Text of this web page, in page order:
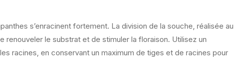
s’enracinent fortement. La division de la souche, réalisée au
renouveler le substrat et de stimuler la floraison. Utilisez un
racines, en conservant un maximum de tiges et de racines pour